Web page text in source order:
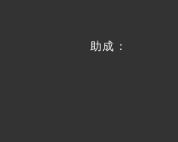
助成：